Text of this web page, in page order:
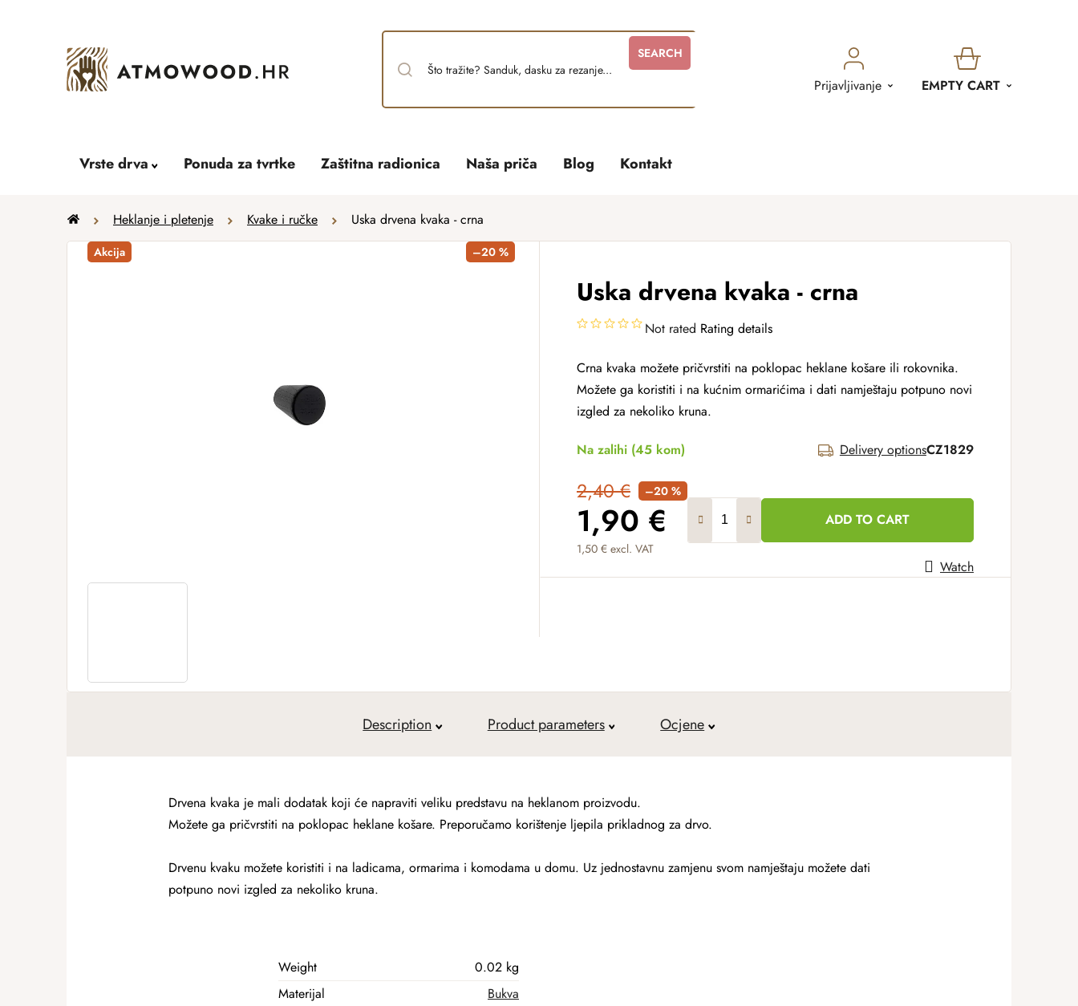
SEARCH
Prijavljivanje
SHOPPING
EMPTY CART
Vrste drva Ponuda za tvrtke Zaštitna radionica Naša priča Blog Kontakt
Home Heklanje i pletenje Kvake i ručke Uska drvena kvaka - crna
Uska drvena kvaka - crna
Not rated Rating details
Crna kvaka možete pričvrstiti na poklopac heklane košare ili rokovnika.
Možete ga koristiti i na kućnim ormarićima i dati namještaju potpuno novi
izgled za nekoliko kruna.
Na zalihi (45 kom) Delivery optionsCZ1829
2,40 € –20 %
1,90 €
1,50 € excl. VAT
Measure price:
ADD TO CART
Watch
Akcija –20 %
Description Product parameters Ocjene
Drvena kvaka je mali dodatak koji će napraviti veliku predstavu na heklanom proizvodu.
Možete ga pričvrstiti na poklopac heklane košare. Preporučamo korištenje ljepila prikladnog za drvo.
Drvenu kvaku možete koristiti i na ladicama, ormarima i komodama u domu. Uz jednostavnu zamjenu svom namještaju možete dati
potpuno novi izgled za nekoliko kruna.
Weight
0.02 kg
Materijal
Bukva